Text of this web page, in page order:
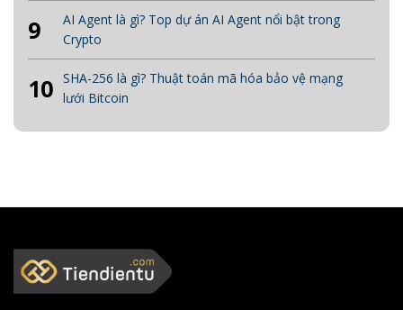
9
AI Agent là gì? Top dự án AI Agent nổi bật trong
Crypto
10 SHA-256 là gì? Thuật toán mã hóa bảo vệ mạng
lưới Bitcoin